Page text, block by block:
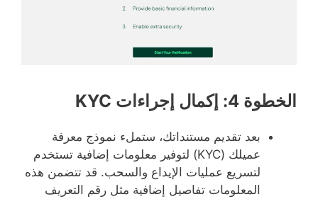
الخطوة 4: إكمال إجراءات KYC
بعد تقديم مستنداتك، ستملء نموذج معرفة
عميلك (KYC) لتوفير معلومات إضافية تستخدم
لتسريع عمليات الإيداع والسحب. قد تتضمن هذه
المعلومات تفاصيل إضافية مثل رقم التعريف